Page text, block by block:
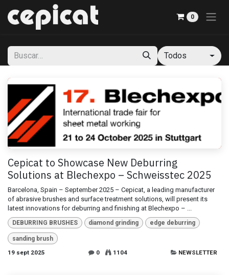
0
Todos
Cepicat to Showcase New Deburring
Solutions at Blechexpo – Schweisstec 2025
Barcelona, Spain – September 2025 – Cepicat, a leading manufacturer
of abrasive brushes and surface treatment solutions, will present its
latest innovations for deburring and finishing at Blechexpo – ...
DEBURRING BRUSHES diamond grinding edge deburring
sanding brush
19 sept 2025
0 1104 NEWSLETTER